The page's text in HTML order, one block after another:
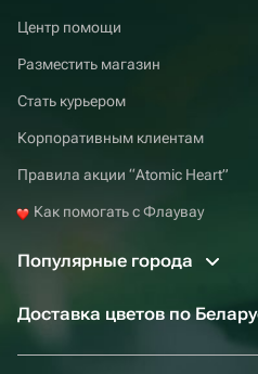
Центр помощи
Разместить магазин
Стать курьером
Корпоративным клиентам
Правила акции “Atomic Heart”
Как помогать с Флаувау
Популярные города
Доставка цветов по